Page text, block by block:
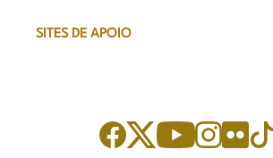
SITES DE APOIO